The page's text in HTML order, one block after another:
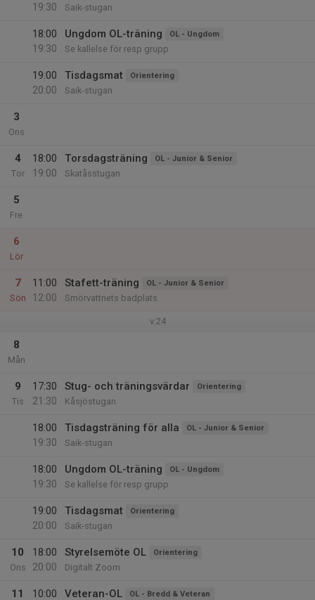
19:30
Saik-stugan
18:00
19:30
Ungdom OL-träning OL - Ungdom
Se kallelse för resp grupp
19:00
20:00
Tisdagsmat Orientering
Saik-stugan
3
Ons
4
Tor
18:00
19:00
Torsdagsträning OL - Junior & Senior
Skatåsstugan
5
Fre
6
Lör
7
Sön
11:00
12:00
Stafett-träning OL - Junior & Senior
Smörvattnets badplats
v.24
8
Mån
9
Tis
17:30
21:30
Stug- och träningsvärdar Orientering
Kåsjöstugan
18:00
19:30
Tisdagsträning för alla OL - Junior & Senior
Saik-stugan
18:00
19:30
Ungdom OL-träning OL - Ungdom
Se kallelse för resp grupp
19:00
20:00
Tisdagsmat Orientering
Saik-stugan
10
Ons
18:00
20:00
Styrelsemöte OL Orientering
Digitalt Zoom
11
10:00
Veteran-OL OL - Bredd & Veteran